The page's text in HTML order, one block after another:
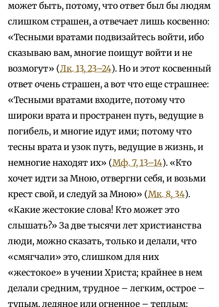
может быть, потому, что ответ был бы людям
слишком страшен, а отвечает лишь косвенно:
«Тесными вратами подвизайтесь войти, ибо
сказываю вам, многие поищут войти и не
возмогут» (Лк. 13, 23–24). Но и этот косвенный
ответ очень страшен, а вот что еще страшнее:
«Тесными вратами входите, потому что
широки врата и пространен путь, ведущие в
погибель, и многие идут ими; потому что
тесны врата и узок путь, ведущие в жизнь, и
немногие находят их» (Мф. 7, 13–14). «Кто
хочет идти за Мною, отвергни себя, и возьми
крест свой, и следуй за Мною» (Мк. 8, 34).
«Какие жестокие слова! Кто может это
слышать?» За две тысячи лет христианства
люди, можно сказать, только и делали, что
«смягчали» это, слишком для них
«жестокое» в учении Христа; крайнее в нем
делали средним, трудное – легким, острое –
тупым, ледяное или огненное – теплым;